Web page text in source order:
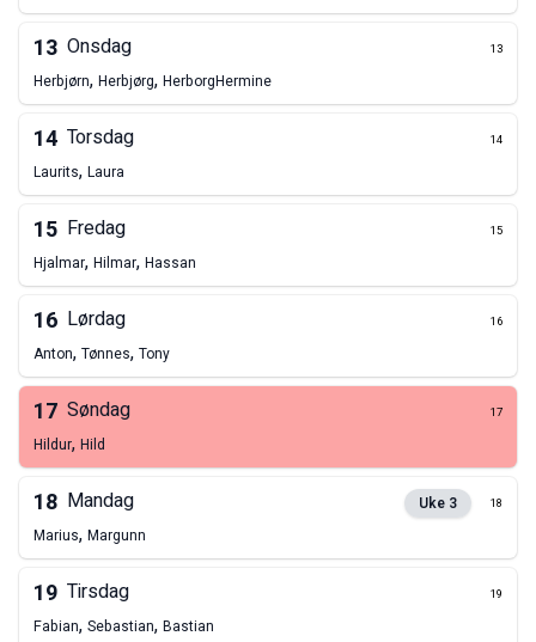
13 Onsdag 13
Herbjørn, Herbjørg, HerborgHermine
14 Torsdag 14
Laurits, Laura
15 Fredag 15
Hjalmar, Hilmar, Hassan
16 Lørdag 16
Anton, Tønnes, Tony
17 Søndag 17
Hildur, Hild
18 Mandag Uke 3 18
Marius, Margunn
19 Tirsdag 19
Fabian, Sebastian, Bastian